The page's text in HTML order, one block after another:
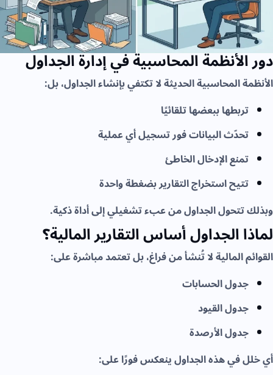
دور الأنظمة المحاسبية في إدارة الجداول
الأنظمة المحاسبية الحديثة لا تكتفي بإنشاء الجداول، بل:
تربطها ببعضها تلقائيًا
تحدّث البيانات فور تسجيل أي عملية
تمنع الإدخال الخاطئ
تتيح استخراج التقارير بضغطة واحدة
وبذلك تتحول الجداول من عبء تشغيلي إلى أداة ذكية.
لماذا الجداول أساس التقارير المالية؟
القوائم المالية لا تُنشأ من فراغ، بل تعتمد مباشرة على:
جدول الحسابات
جدول القيود
جدول الأرصدة
أي خلل في هذه الجداول ينعكس فورًا على: